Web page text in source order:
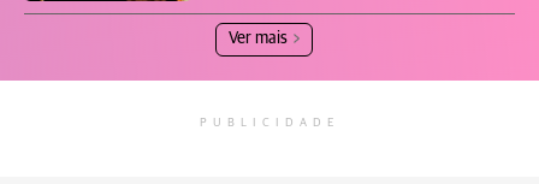
Ver mais
PUBLICIDADE